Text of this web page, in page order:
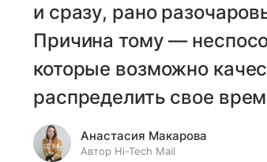
и сразу, рано
Причина тому —
которые возможно
распределить свое
Анастасия Макарова
Автор Hi-Tech Mail